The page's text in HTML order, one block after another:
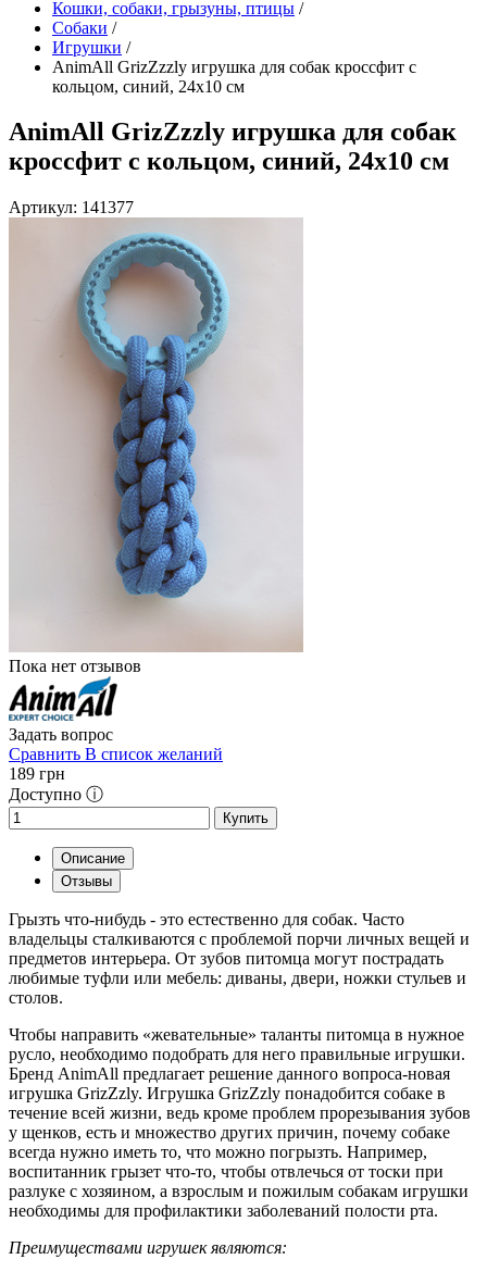
Кошки, собаки, грызуны, птицы /
Собаки /
Игрушки /
AnimAll GrizZzzly игрушка для собак кроссфит с
кольцом, синий, 24х10 см
AnimAll GrizZzzly игрушка для собак
кроссфит с кольцом, синий, 24х10 см
Артикул: 141377
Пока нет отзывов
Задать вопрос
Сравнить В список желаний
189 грн
Доступно ⓘ
Купить
Описание
Отзывы
Грызть что-нибудь - это естественно для собак. Часто
владельцы сталкиваются с проблемой порчи личных вещей и
предметов интерьера. От зубов питомца могут пострадать
любимые туфли или мебель: диваны, двери, ножки стульев и
столов.
Чтобы направить «жевательные» таланты питомца в нужное
русло, необходимо подобрать для него правильные игрушки.
Бренд AnimAll предлагает решение данного вопроса-новая
игрушка GrizZzly. Игрушка GrizZzly понадобится собаке в
течение всей жизни, ведь кроме проблем прорезывания зубов
у щенков, есть и множество других причин, почему собаке
всегда нужно иметь то, что можно погрызть. Например,
воспитанник грызет что-то, чтобы отвлечься от тоски при
разлуке с хозяином, а взрослым и пожилым собакам игрушки
необходимы для профилактики заболеваний полости рта.
Преимуществами игрушек являются: